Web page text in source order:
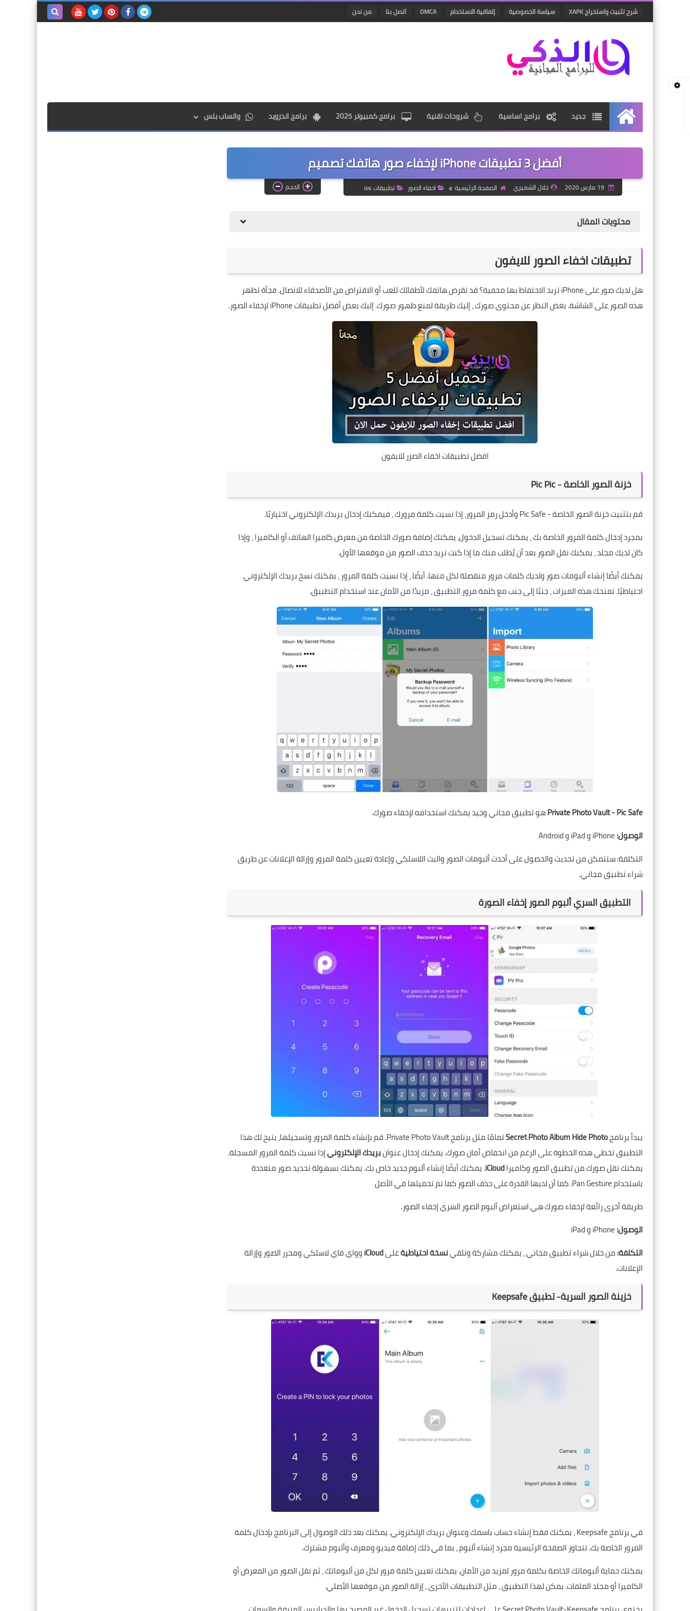
شرح تثبيت واستخراج XAPK سياسة الخصوصية إتفاقية الاستخدام DMCA اتصل بنا من نحن
الرئيسيةجديد برامج اساسية شروحات تقنية برامج كمبيوتر 2025 برامج اندرويد واتساب بلس
أفضل 3 تطبيقات iPhone لإخفاء صور هاتفك تصميم
جلال الشميري الصفحة الرئيسية اخفاء الصور تطبيقات ios الحجم
محتويات المقال
تطبيقات اخفاء الصور للايفون
هل لديك صور على iPhone تريد الاحتفاظ بها مخفية؟ قد تقرض هاتفك لأطفالك للعب أو الاقتراض من الأصدقاء للاتصال. فجأة تظهر
هذه الصور على الشاشة. بغض النظر عن محتوى صورك ، إليك طريقة لمنع ظهور صورك. إليك بعض أفضل تطبيقات iPhone لإخفاء الصور.
افضل تطبيقات اخفاء الصزر للايفون
خزنة الصور الخاصة - Pic Pic
قم بتثبيت خزنة الصور الخاصة - Pic Safe وأدخل رمز المرور، إذا نسيت كلمة مرورك ، فيمكنك إدخال بريدك الإلكتروني اختياريًا.
بمجرد إدخال كلمة المرور الخاصة بك ، يمكنك تسجيل الدخول، يمكنك إضافة صورك الخاصة من معرض كاميرا الهاتف أو الكاميرا ، وإذا
كان لديك مجلد ، يمكنك نقل الصور بعد أن يُطلب منك ما إذا كنت تريد حذف الصور من موقعها الأول.
يمكنك أيضًا إنشاء ألبومات صور ولديك كلمات مرور منفصلة لكل منها. أيضًا ، إذا نسيت كلمة المرور ، يمكنك نسخ بريدك الإلكتروني
احتياطيًا. تمنحك هذه الميزات ، جنبًا إلى جنب مع كلمة مرور التطبيق ، مزيدًا من الأمان عند استخدام التطبيق.
Private Photo Vault - Pic Safeهو تطبيق مجاني وجيد يمكنك استخدامه لإخفاء صورك.
الوصول:
التكلفة: ستتمكن من تحديث والحصول على أحدث ألبومات الصور والبث اللاسلكي وإعادة تعيين كلمة المرور وإزالة الإعلانات عن طريق
شراء تطبيق مجاني.
التطبيق السري ألبوم الصور إخفاء الصورة
يبدأ برنامجSecret Photo Album Hide Photo
تمامًا مثل برنامج Private Photo Vault. قم بإنشاء كلمة المرور وتسجيلها، يتيح لك هذا
التطبيق تخطي هذه الخطوة على الرغم من انخفاض أمان صورك. يمكنك إدخال عنوانبريدك الإلكترونيإذا نسيت كلمة المرور المسجلة.
يمكنك نقل صورك من تطبيق الصور وكاميراiCloud. يمكنك أيضًا إنشاء ألبوم جديد خاص بك. يمكنك بسهولة تحديد صور متعددة
باستخدام Pan Gesture. كما أن لديها القدرة على حذف الصور كما تم تحميلها في الأصل
طريقة أخرى رائعة لإخفاء صورك هي استعراض ألبوم الصور السري إخفاء الصور.
الوصول:
التكلفة:من خلال شراء تطبيق مجاني ، يمكنك مشاركة وتلقينسخة احتياطيةعلىiCloudوواي فاي لاسلكي ومحرر الصور وإزالة
الإعلانات.
خزينة الصور السرية- تطبيق Keepsafe
في برنامج Keepsafe ، يمكنك فقط إنشاء حساب باسمك وعنوان بريدك الإلكتروني. يمكنك بعد ذلك الوصول إلى البرنامج بإدخال كلمة
المرور الخاصة بك. تتجاوز الصفحة الرئيسية مجرد إنشاء ألبوم ، بما في ذلك إضافة فيديو ومعرف وألبوم مشترك.
يمكنك حماية ألبوماتك الخاصة بكلمة مرور لمزيد من الأمان. يمكنك تعيين كلمة مرور لكل من ألبوماتك ، ثم نقل الصور من المعرض أو
الكاميرا أو مجلد الملفات. يمكن لهذا التطبيق ، مثل التطبيقات الأخرى ، إزالة الصور من موقعها الأصلي.